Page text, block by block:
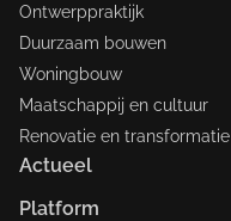
Ontwerppraktijk
Duurzaam bouwen
Woningbouw
Maatschappij en cultuur
Renovatie en transformatie
Actueel
Platform